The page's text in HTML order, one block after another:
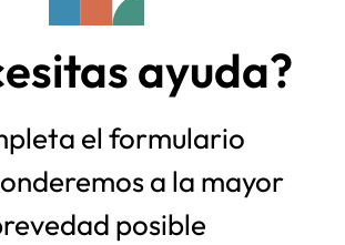
ayuda?
el formulario
a la mayor
posible